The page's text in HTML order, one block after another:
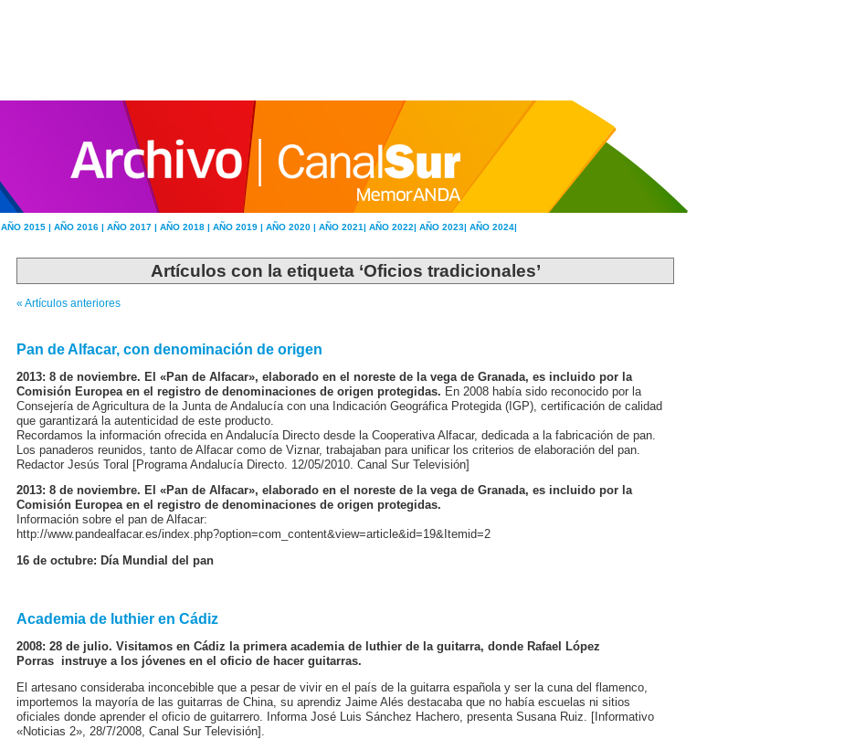
AÑO 2015 | AÑO 2016 | AÑO 2017 | AÑO 2018 | AÑO 2019 | AÑO 2020 | AÑO 2021| AÑO 2022| AÑO 2023| AÑO 2024|
Artículos con la etiqueta ‘Oficios tradicionales’
« Artículos anteriores
Pan de Alfacar, con denominación de origen
2013: 8 de noviembre. El «Pan de Alfacar», elaborado en el noreste de la vega de Granada, es incluido por la
Comisión Europea en el registro de denominaciones de origen protegidas. En 2008 había sido reconocido por la
Consejería de Agricultura de la Junta de Andalucía con una Indicación Geográfica Protegida (IGP), certificación de calidad
que garantizará la autenticidad de este producto.
Recordamos la información ofrecida en Andalucía Directo desde la Cooperativa Alfacar, dedicada a la fabricación de pan.
Los panaderos reunidos, tanto de Alfacar como de Viznar, trabajaban para unificar los criterios de elaboración del pan.
Redactor Jesús Toral [Programa Andalucía Directo. 12/05/2010. Canal Sur Televisión]
2013: 8 de noviembre. El «Pan de Alfacar», elaborado en el noreste de la vega de Granada, es incluido por la
Comisión Europea en el registro de denominaciones de origen protegidas.
Información sobre el pan de Alfacar:
http://www.pandealfacar.es/index.php?option=com_content&view=article&id=19&Itemid=2
16 de octubre: Día Mundial del pan
Academia de luthier en Cádiz
2008: 28 de julio. Visitamos en Cádiz la primera academia de luthier de la guitarra, donde Rafael López
Porras instruye a los jóvenes en el oficio de hacer guitarras.
El artesano consideraba inconcebible que a pesar de vivir en el país de la guitarra española y ser la cuna del flamenco,
importemos la mayoría de las guitarras de China, su aprendiz Jaime Alés destacaba que no había escuelas ni sitios
oficiales donde aprender el oficio de guitarrero. Informa José Luis Sánchez Hachero, presenta Susana Ruiz. [Informativo
«Noticias 2», 28/7/2008, Canal Sur Televisión].